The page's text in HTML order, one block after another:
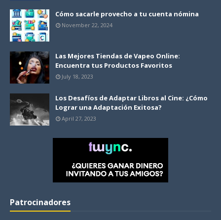
Cómo sacarle provecho a tu cuenta nómina
November 22, 2024
Las Mejores Tiendas de Vapeo Online:
Encuentra tus Productos Favoritos
July 18, 2023
Los Desafíos de Adaptar Libros al Cine: ¿Cómo
Lograr una Adaptación Exitosa?
April 27, 2023
Patrocinadores